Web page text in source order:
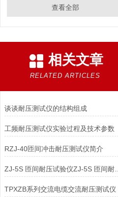
查看全部
相关文章
RELATED ARTICLES
谈谈耐压测试仪的结构组成
工频耐压测试仪实验过程及技术参数
RZJ-40匝间冲击耐压测试仪简介
ZJ-5S 匝间耐压试验仪ZJ-5S 匝间耐压测试仪